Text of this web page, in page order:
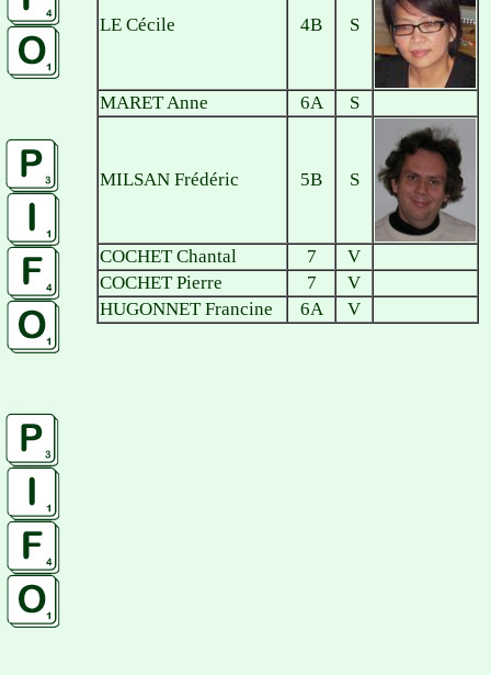
LE Cécile 4B S
MARET Anne 6A S
MILSAN Frédéric 5B S
COCHET Chantal 7
V
COCHET Pierre
7
V
HUGONNET Francine
6A V